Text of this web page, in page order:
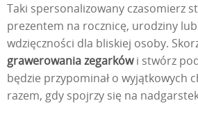
Taki spersonalizowany czasomierz
prezentem na rocznicę, urodziny
wdzięczności dla bliskiej osoby.
grawerowania zegarkówi stwórz
będzie przypominał o wyjątkowych
razem, gdy spojrzy się na